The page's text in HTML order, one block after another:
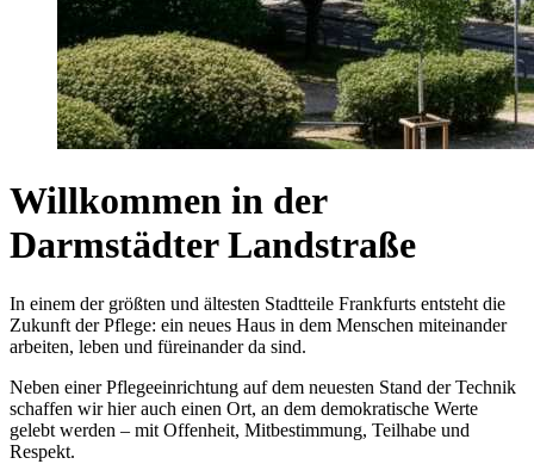
Willkommen in der
Darmstädter Landstraße
In einem der größten und ältesten Stadtteile Frankfurts entsteht die
Zukunft der Pflege: ein neues Haus in dem Menschen miteinander
arbeiten, leben und füreinander da sind.
Neben einer Pflegeeinrichtung auf dem neuesten Stand der Technik
schaffen wir hier auch einen Ort, an dem demokratische Werte
gelebt werden – mit Offenheit, Mitbestimmung, Teilhabe und
Respekt.